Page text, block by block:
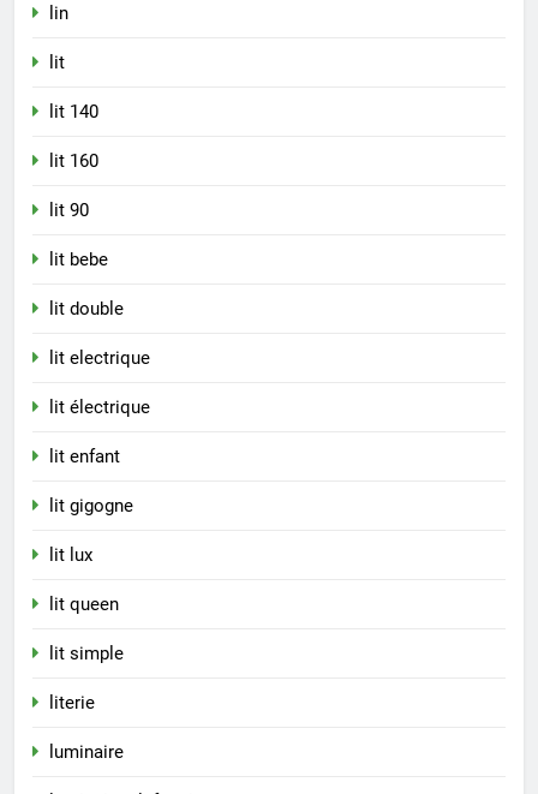
lin
lit
lit 140
lit 160
lit 90
lit bebe
lit double
lit electrique
lit électrique
lit enfant
lit gigogne
lit lux
lit queen
lit simple
literie
luminaire